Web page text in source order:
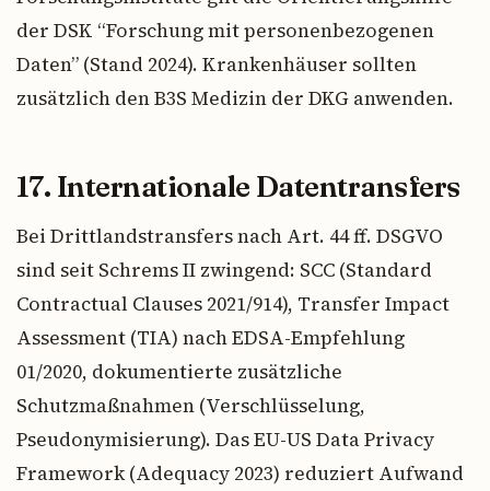
der DSK “Forschung mit personenbezogenen
Daten” (Stand 2024). Krankenhäuser sollten
zusätzlich den B3S Medizin der DKG anwenden.
17. Internationale Datentransfers
Bei Drittlandstransfers nach Art. 44 ff. DSGVO
sind seit Schrems II zwingend: SCC (Standard
Contractual Clauses 2021/914), Transfer Impact
Assessment (TIA) nach EDSA-Empfehlung
01/2020, dokumentierte zusätzliche
Schutzmaßnahmen (Verschlüsselung,
Pseudonymisierung). Das EU-US Data Privacy
Framework (Adequacy 2023) reduziert Aufwand